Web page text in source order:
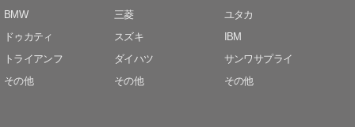
BMW
ドゥカティ
トライアンフ
その他
三菱
スズキ
ダイハツ
その他
ユタカ
IBM
サンワサプライ
その他